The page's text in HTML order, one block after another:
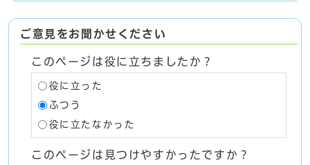
ご意見をお聞かせください
このページは役に立ちましたか？
役に立った
ふつう
役に立たなかった
このページは見つけやすかったですか？